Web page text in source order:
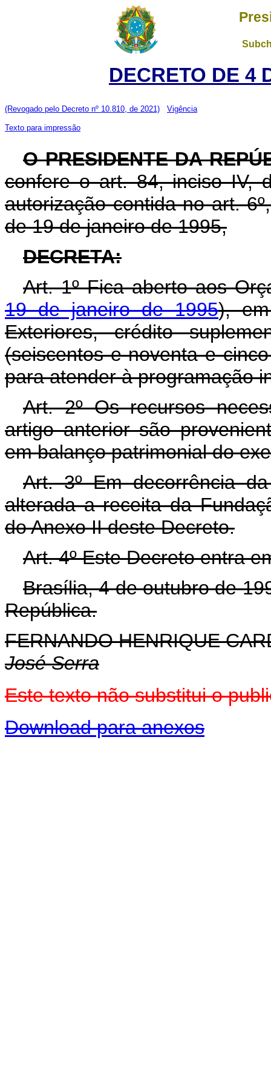
DECRETO DE 4
(Revogado pelo Decreto nº 10.810, de 2021) Vigência
Texto para impressão
O PRESIDENTE DA
confere o art. 84, inciso IV,
autorização contida no art.
de 19 de janeiro de 1995,
DECRETA:
Art. 1º Fica aberto aos
19 de janeiro de 1995),
Exteriores, crédito
(seiscentos e noventa e
para atender à programação
Art. 2º Os recursos
artigo anterior são
em balanço patrimonial do
Art. 3º Em decorrência
alterada a receita da
do Anexo II deste Decreto.
Art. 4º Este Decreto entra
Brasília, 4 de outubro de
República.
FERNANDO HENRIQUE
José Serra
Este texto não substitui o
Download para anexos